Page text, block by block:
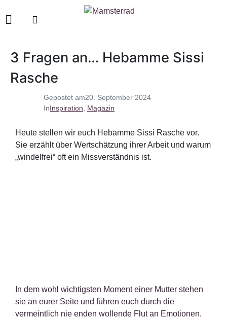
Gepostet am20. September 2024
InInspiration Magazin
3 Fragen an… Hebamme Sissi
Rasche
Heute stellen wir euch Hebamme Sissi Rasche vor.
Sie erzählt über Wertschätzung ihrer Arbeit und warum
„windelfrei“ oft ein Missverständnis ist.
In dem wohl wichtigsten Moment einer Mutter stehen
sie an eurer Seite und führen euch durch die
vermeintlich nie enden wollende Flut an Emotionen.